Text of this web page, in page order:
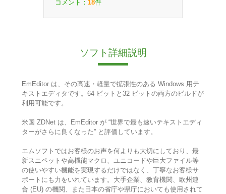
コメント： 18件
ソフト詳細説明
EmEditor は、その高速・軽量で拡張性のある Windows 用テ
キストエディタです。64 ビットと32 ビットの両方のビルドが
利用可能です。
米国 ZDNet は、EmEditor が “世界で最も速いテキストエディ
ターがさらに良くなった” と評価しています。
エムソフトではお客様のお声を何よりも大切にしており、最
新スニペットや高機能マクロ、ユニコードや巨大ファイル等
の使いやすい機能を実現するだけではなく、丁寧なお客様サ
ポートにも力をいれています。大手企業、教育機関、欧州連
合 (EU) の機関、また日本の省庁や県庁においても使用されて